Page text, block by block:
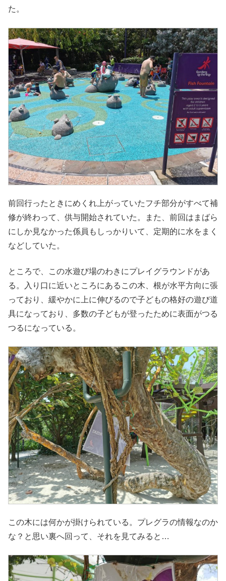
た。
前回行ったときにめくれ上がっていたフチ部分がすべて補
修が終わって、供与開始されていた。また、前回はまばら
にしか見なかった係員もしっかりいて、定期的に水をまく
などしていた。
ところで、この水遊び場のわきにプレイグラウンドがあ
る。入り口に近いところにあるこの木、根が水平方向に張
っており、緩やかに上に伸びるので子どもの格好の遊び道
具になっており、多数の子どもが登ったために表面がつる
つるになっている。
この木には何かが掛けられている。プレグラの情報なのか
な？と思い裏へ回って、それを見てみると…